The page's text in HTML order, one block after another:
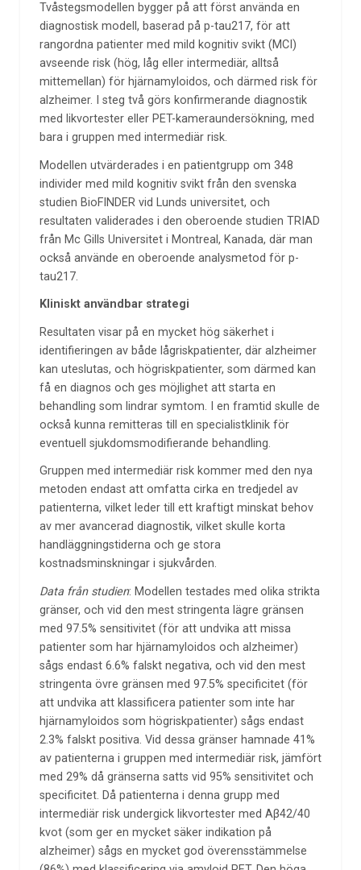
Tvåstegsmodellen bygger på att först använda en
diagnostisk modell, baserad på p-tau217, för att
rangordna patienter med mild kognitiv svikt (MCI)
avseende risk (hög, låg eller intermediär, alltså
mittemellan) för hjärnamyloidos, och därmed risk för
alzheimer. I steg två görs konfirmerande diagnostik
med likvortester eller PET-kameraundersökning, med
bara i gruppen med intermediär risk.
Modellen utvärderades i en patientgrupp om 348
individer med mild kognitiv svikt från den svenska
studien BioFINDER vid Lunds universitet, och
resultaten validerades i den oberoende studien TRIAD
från Mc Gills Universitet i Montreal, Kanada, där man
också använde en oberoende analysmetod för p-
tau217.
Kliniskt användbar strategi
Resultaten visar på en mycket hög säkerhet i
identifieringen av både lågriskpatienter, där alzheimer
kan uteslutas, och högriskpatienter, som därmed kan
få en diagnos och ges möjlighet att starta en
behandling som lindrar symtom. I en framtid skulle de
också kunna remitteras till en specialistklinik för
eventuell sjukdomsmodifierande behandling.
Gruppen med intermediär risk kommer med den nya
metoden endast att omfatta cirka en tredjedel av
patienterna, vilket leder till ett kraftigt minskat behov
av mer avancerad diagnostik, vilket skulle korta
handläggningstiderna och ge stora
kostnadsminskningar i sjukvården.
Data från studien: Modellen testades med olika strikta
gränser, och vid den mest stringenta lägre gränsen
med 97.5% sensitivitet (för att undvika att missa
patienter som har hjärnamyloidos och alzheimer)
sågs endast 6.6% falskt negativa, och vid den mest
stringenta övre gränsen med 97.5% specificitet (för
att undvika att klassificera patienter som inte har
hjärnamyloidos som högriskpatienter) sågs endast
2.3% falskt positiva. Vid dessa gränser hamnade 41%
av patienterna i gruppen med intermediär risk, jämfört
med 29% då gränserna satts vid 95% sensitivitet och
specificitet. Då patienterna i denna grupp med
intermediär risk undergick likvortester med Aβ42/40
kvot (som ger en mycket säker indikation på
alzheimer) sågs en mycket god överensstämmelse